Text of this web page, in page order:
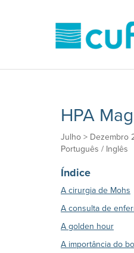
HPA
Julho > Dezembro
Português / Inglês
Índice
A cirurgia de Mohs
A consulta de
A golden hour
A importância do